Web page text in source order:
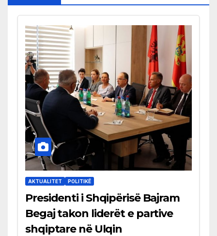
AKTUALITET POLITIKË
Presidenti i Shqipërisë Bajram
Begaj takon liderët e partive
shqiptare në Ulqin